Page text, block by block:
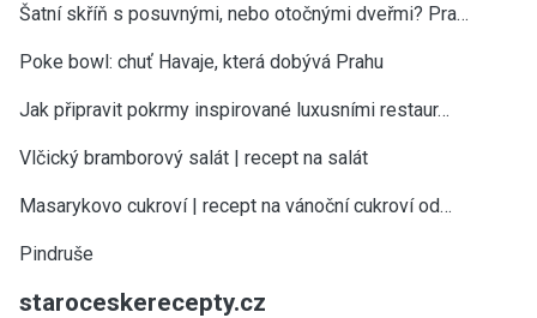
Šatní skříň s posuvnými, nebo otočnými dveřmi? Pra…
Poke bowl: chuť Havaje, která dobývá Prahu
Jak připravit pokrmy inspirované luxusními restaur…
Vlčický bramborový salát | recept na salát
Masarykovo cukroví | recept na vánoční cukroví od…
Pindruše
staroceskerecepty.cz